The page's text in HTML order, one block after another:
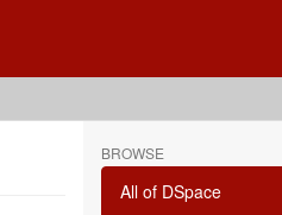
BROWSE
All of DSpace